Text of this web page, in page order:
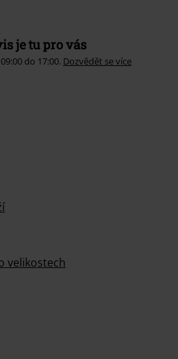
je tu pro vás
do 17:00. Dozvědět se více
velikostech